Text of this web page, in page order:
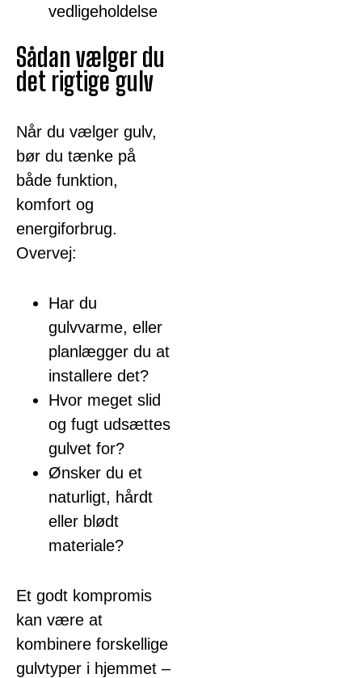
vedligeholdelse
Sådan vælger du
det rigtige gulv
Når du vælger gulv,
bør du tænke på
både funktion,
komfort og
energiforbrug.
Overvej:
Har du
gulvvarme, eller
planlægger du at
installere det?
Hvor meget slid
og fugt udsættes
gulvet for?
Ønsker du et
naturligt, hårdt
eller blødt
materiale?
Et godt kompromis
kan være at
kombinere forskellige
gulvtyper i hjemmet –